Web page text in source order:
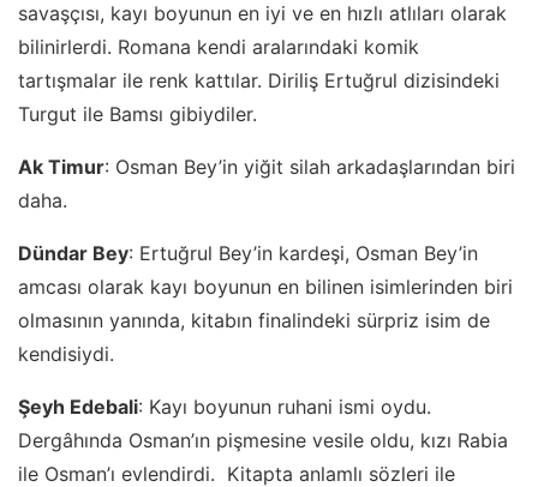
savaşçısı, kayı boyunun en iyi ve en hızlı atlıları olarak
bilinirlerdi. Romana kendi aralarındaki komik
tartışmalar ile renk kattılar. Diriliş Ertuğrul dizisindeki
Turgut ile Bamsı gibiydiler.
Ak Timur: Osman Bey’in yiğit silah arkadaşlarından biri
daha.
Dündar Bey: Ertuğrul Bey’in kardeşi, Osman Bey’in
amcası olarak kayı boyunun en bilinen isimlerinden biri
olmasının yanında, kitabın finalindeki sürpriz isim de
kendisiydi.
Şeyh Edebali: Kayı boyunun ruhani ismi oydu.
Dergâhında Osman’ın pişmesine vesile oldu, kızı Rabia
ile Osman’ı evlendirdi. Kitapta anlamlı sözleri ile